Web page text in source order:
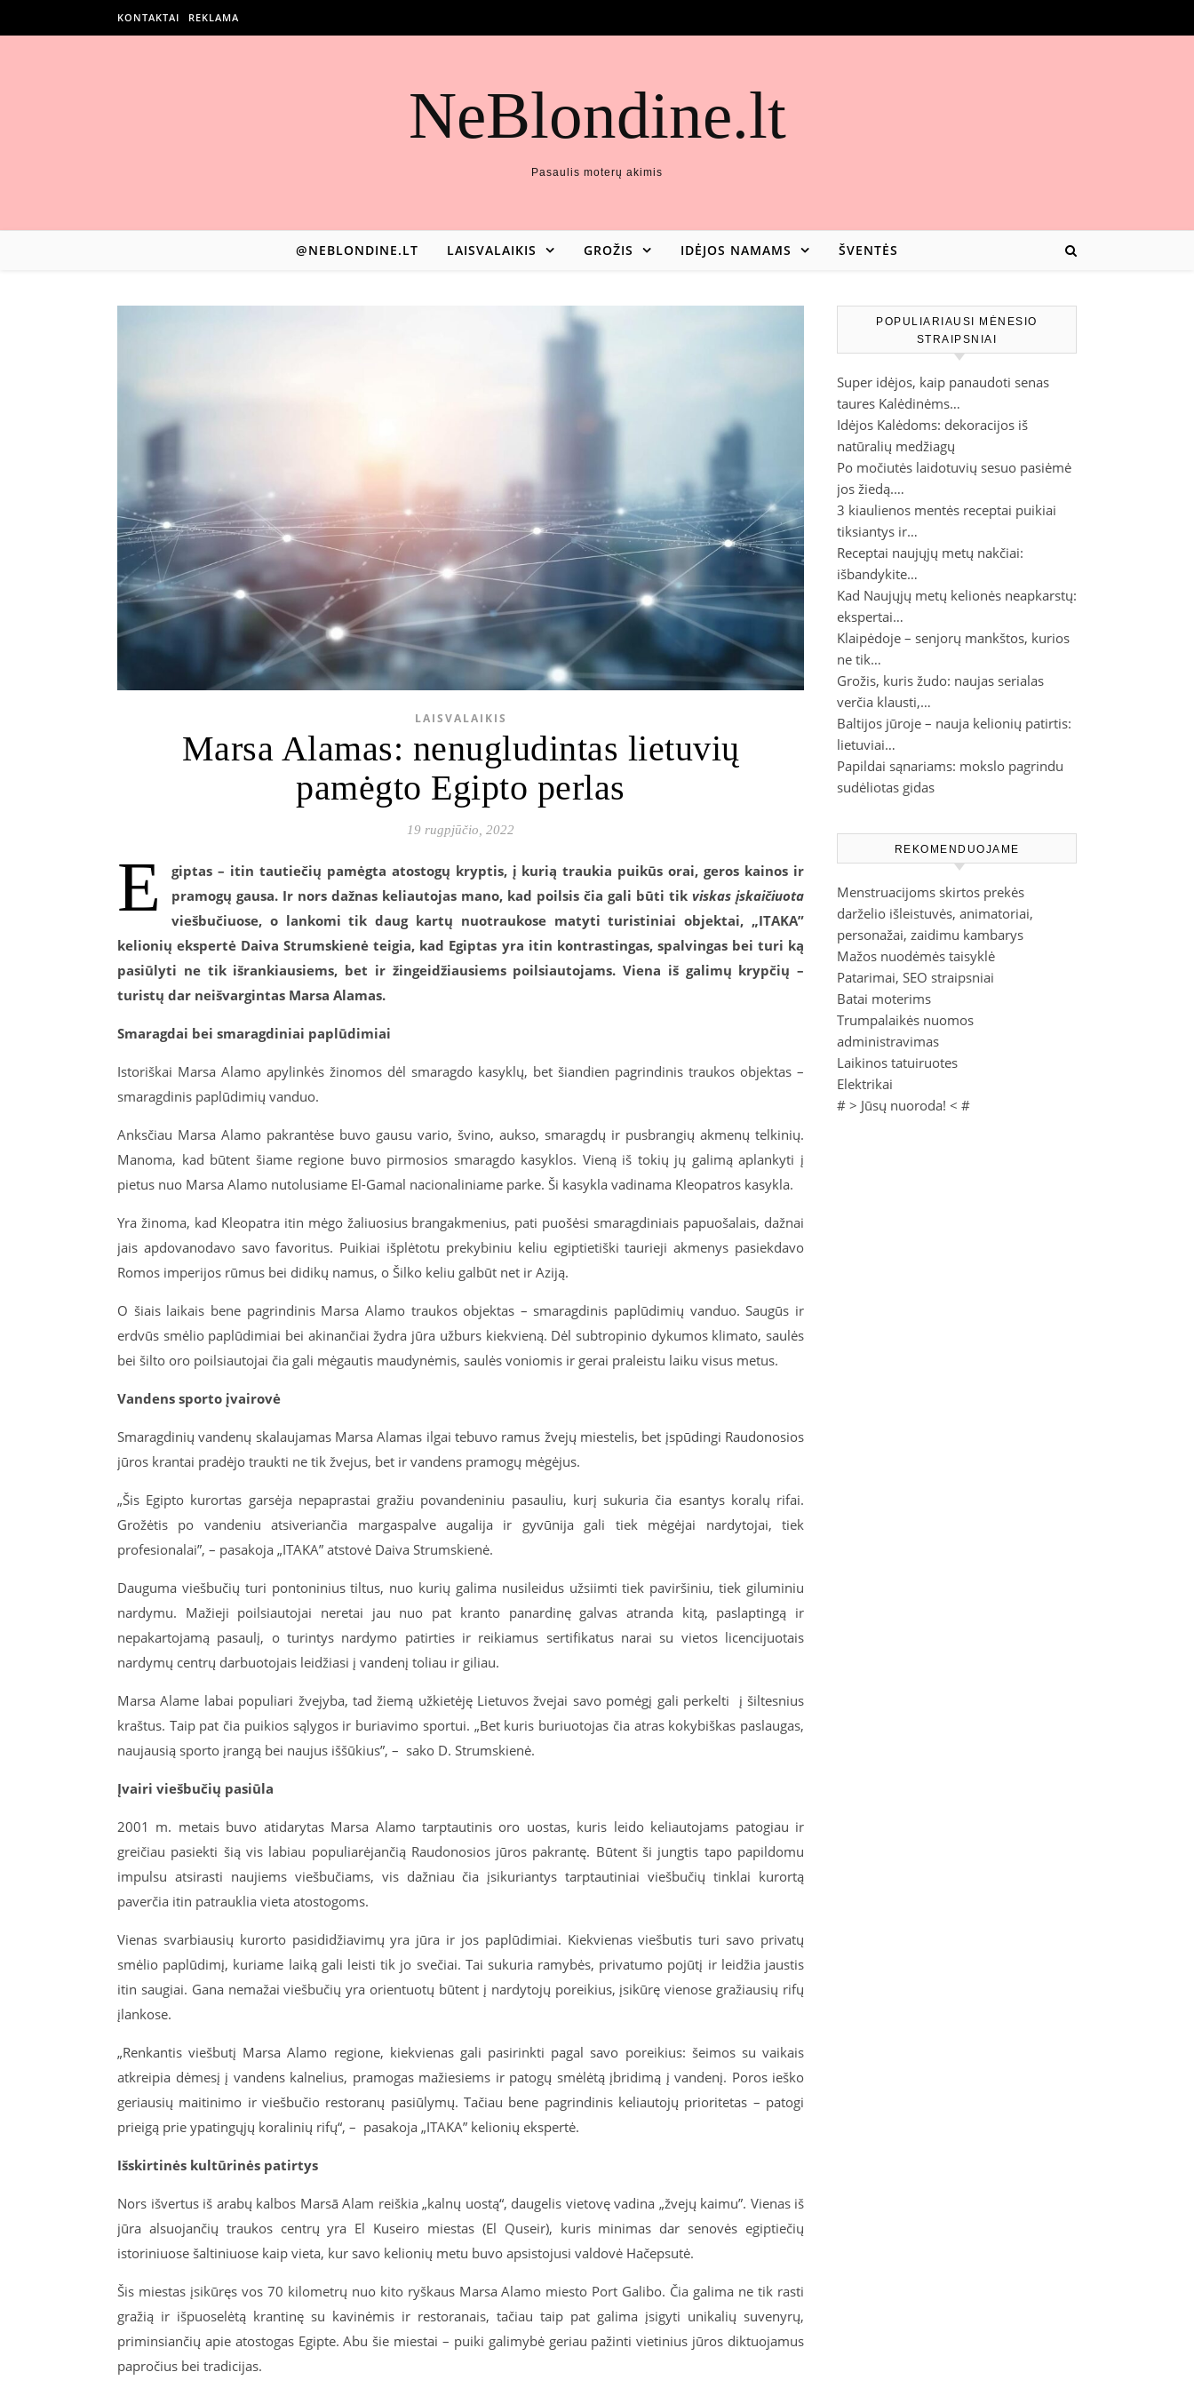
KONTAKTAI REKLAMA
NeBlondine.lt
Pasaulis moterų akimis
@NEBLONDINE.LT LAISVALAIKIS GROŽIS IDĖJOS NAMAMS ŠVENTĖS
LAISVALAIKIS
Marsa Alamas: nenugludintas lietuvių
pamėgto Egipto perlas
19 rugpjūčio, 2022
E
giptas – itin tautiečių pamėgta atostogų kryptis, į kurią traukia puikūs orai, geros kainos ir
pramogų gausa. Ir nors dažnas keliautojas mano, kad poilsis čia gali būti tik viskas įskaičiuota
viešbučiuose, o lankomi tik daug kartų nuotraukose matyti turistiniai objektai, „ITAKA”
kelionių ekspertė Daiva Strumskienė teigia, kad Egiptas yra itin kontrastingas, spalvingas bei turi ką
pasiūlyti ne tik išrankiausiems, bet ir žingeidžiausiems poilsiautojams. Viena iš galimų krypčių –
turistų dar neišvargintas Marsa Alamas.
Smaragdai bei smaragdiniai paplūdimiai
Istoriškai Marsa Alamo apylinkės žinomos dėl smaragdo kasyklų, bet šiandien pagrindinis traukos objektas –
smaragdinis paplūdimių vanduo.
Anksčiau Marsa Alamo pakrantėse buvo gausu vario, švino, aukso, smaragdų ir pusbrangių akmenų telkinių.
Manoma, kad būtent šiame regione buvo pirmosios smaragdo kasyklos. Vieną iš tokių jų galimą aplankyti į
pietus nuo Marsa Alamo nutolusiame El-Gamal nacionaliniame parke. Ši kasykla vadinama Kleopatros kasykla.
Yra žinoma, kad Kleopatra itin mėgo žaliuosius brangakmenius, pati puošėsi smaragdiniais papuošalais, dažnai
jais apdovanodavo savo favoritus. Puikiai išplėtotu prekybiniu keliu egiptietiški taurieji akmenys pasiekdavo
Romos imperijos rūmus bei didikų namus, o Šilko keliu galbūt net ir Aziją.
O šiais laikais bene pagrindinis Marsa Alamo traukos objektas – smaragdinis paplūdimių vanduo. Saugūs ir
erdvūs smėlio paplūdimiai bei akinančiai žydra jūra užburs kiekvieną. Dėl subtropinio dykumos klimato, saulės
bei šilto oro poilsiautojai čia gali mėgautis maudynėmis, saulės voniomis ir gerai praleistu laiku visus metus.
Vandens sporto įvairovė
Smaragdinių vandenų skalaujamas Marsa Alamas ilgai tebuvo ramus žvejų miestelis, bet įspūdingi Raudonosios
jūros krantai pradėjo traukti ne tik žvejus, bet ir vandens pramogų mėgėjus.
„Šis Egipto kurortas garsėja nepaprastai gražiu povandeniniu pasauliu, kurį sukuria čia esantys koralų rifai.
Grožėtis po vandeniu atsiveriančia margaspalve augalija ir gyvūnija gali tiek mėgėjai nardytojai, tiek
profesionalai”, – pasakoja „ITAKA” atstovė Daiva Strumskienė.
Dauguma viešbučių turi pontoninius tiltus, nuo kurių galima nusileidus užsiimti tiek paviršiniu, tiek giluminiu
nardymu. Mažieji poilsiautojai neretai jau nuo pat kranto panardinę galvas atranda kitą, paslaptingą ir
nepakartojamą pasaulį, o turintys nardymo patirties ir reikiamus sertifikatus narai su vietos licencijuotais
nardymų centrų darbuotojais leidžiasi į vandenį toliau ir giliau.
Marsa Alame labai populiari žvejyba, tad žiemą užkietėję Lietuvos žvejai savo pomėgį gali perkelti į šiltesnius
kraštus. Taip pat čia puikios sąlygos ir buriavimo sportui. „Bet kuris buriuotojas čia atras kokybiškas paslaugas,
naujausią sporto įrangą bei naujus iššūkius”, – sako D. Strumskienė.
Įvairi viešbučių pasiūla
2001 m. metais buvo atidarytas Marsa Alamo tarptautinis oro uostas, kuris leido keliautojams patogiau ir
greičiau pasiekti šią vis labiau populiarėjančią Raudonosios jūros pakrantę. Būtent ši jungtis tapo papildomu
impulsu atsirasti naujiems viešbučiams, vis dažniau čia įsikuriantys tarptautiniai viešbučių tinklai kurortą
paverčia itin patrauklia vieta atostogoms.
Vienas svarbiausių kurorto pasididžiavimų yra jūra ir jos paplūdimiai. Kiekvienas viešbutis turi savo privatų
smėlio paplūdimį, kuriame laiką gali leisti tik jo svečiai. Tai sukuria ramybės, privatumo pojūtį ir leidžia jaustis
itin saugiai. Gana nemažai viešbučių yra orientuotų būtent į nardytojų poreikius, įsikūrę vienose gražiausių rifų
įlankose.
„Renkantis viešbutį Marsa Alamo regione, kiekvienas gali pasirinkti pagal savo poreikius: šeimos su vaikais
atkreipia dėmesį į vandens kalnelius, pramogas mažiesiems ir patogų smėlėtą įbridimą į vandenį. Poros ieško
geriausių maitinimo ir viešbučio restoranų pasiūlymų. Tačiau bene pagrindinis keliautojų prioritetas – patogi
prieigą prie ypatingųjų koralinių rifų“, – pasakoja „ITAKA” kelionių ekspertė.
Išskirtinės kultūrinės patirtys
Nors išvertus iš arabų kalbos Marsā Alam reiškia „kalnų uostą“, daugelis vietovę vadina „žvejų kaimu”. Vienas iš
jūra alsuojančių traukos centrų yra El Kuseiro miestas (El Quseir), kuris minimas dar senovės egiptiečių
istoriniuose šaltiniuose kaip vieta, kur savo kelionių metu buvo apsistojusi valdovė Hačepsutė.
Šis miestas įsikūręs vos 70 kilometrų nuo kito ryškaus Marsa Alamo miesto Port Galibo. Čia galima ne tik rasti
gražią ir išpuoselėtą krantinę su kavinėmis ir restoranais, tačiau taip pat galima įsigyti unikalių suvenyrų,
priminsiančių apie atostogas Egipte. Abu šie miestai – puiki galimybė geriau pažinti vietinius jūros diktuojamus
papročius bei tradicijas.
POPULIARIAUSI MĖNESIO
STRAIPSNIAI
Super idėjos, kaip panaudoti senas
taures Kalėdinėms…
Idėjos Kalėdoms: dekoracijos iš
natūralių medžiagų
Po močiutės laidotuvių sesuo pasiėmė
jos žiedą.…
3 kiaulienos mentės receptai puikiai
tiksiantys ir…
Receptai naujųjų metų nakčiai:
išbandykite…
Kad Naujųjų metų kelionės neapkarstų:
ekspertai…
Klaipėdoje – senjorų mankštos, kurios
ne tik…
Grožis, kuris žudo: naujas serialas
verčia klausti,…
Baltijos jūroje – nauja kelionių patirtis:
lietuviai…
Papildai sąnariams: mokslo pagrindu
sudėliotas gidas
REKOMENDUOJAME
Menstruacijoms skirtos prekės
darželio išleistuvės, animatoriai,
personažai, zaidimu kambarys
Mažos nuodėmės taisyklė
Patarimai, SEO straipsniai
Batai moterims
Trumpalaikės nuomos
administravimas
Laikinos tatuiruotes
Elektrikai
# > Jūsų nuoroda! < #